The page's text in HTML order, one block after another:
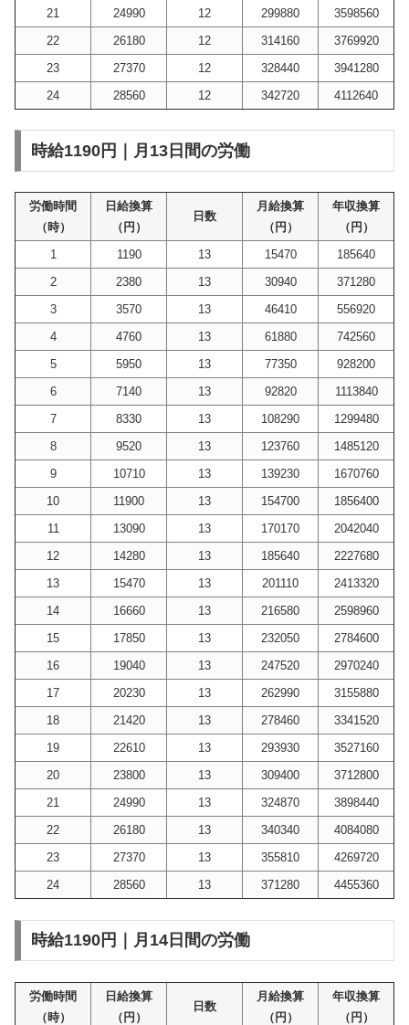
21
24990 12 299880
3598560
22
26180 12 314160
3769920
23
27370 12 328440
3941280
24
28560 12 342720 4112640
時給1190円｜月13日間の労働
労働時間
（時）
日給換算
（円）
日数
月給換算
（円）
年収換算
（円）
1
1190 13 15470
185640
2
2380 13 30940
371280
3
3570 13 46410
556920
4
4760 13 61880
742560
5
5950 13 77350
928200
6
7140 13 92820
1113840
7
8330 13 108290
1299480
8
9520 13 123760
1485120
9
10710 13 139230
1670760
10
11900 13 154700
1856400
11
13090 13 170170
2042040
12
14280 13 185640
2227680
13
15470 13 201110
2413320
14
16660 13 216580
2598960
15
17850 13 232050
2784600
16
19040 13 247520
2970240
17
20230 13 262990
3155880
18
21420 13 278460
3341520
19
22610 13 293930
3527160
20
23800 13 309400
3712800
21
24990 13 324870
3898440
22
26180 13 340340
4084080
23
27370 13 355810
4269720
24
28560 13 371280 4455360
時給1190円｜月14日間の労働
労働時間
（時）
日給換算
（円）
日数
月給換算
（円）
年収換算
（円）